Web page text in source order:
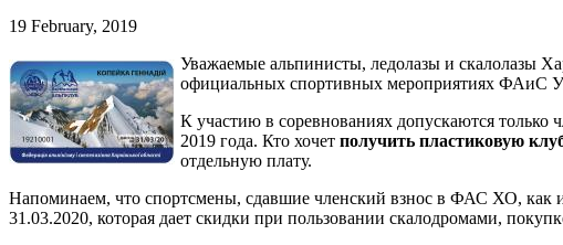
19 February, 2019
Уважаемые альпинисты, ледолазы и скалолазы
официальных спортивных мероприятиях ФАиС
К участию в соревнованиях допускаются
2019 года. Кто хочет получить пластиковую
отдельную плату.
Напоминаем, что спортсмены, сдавшие членский взнос в ФАС ХО, как
31.03.2020, которая дает скидки при пользовании скалодромами,